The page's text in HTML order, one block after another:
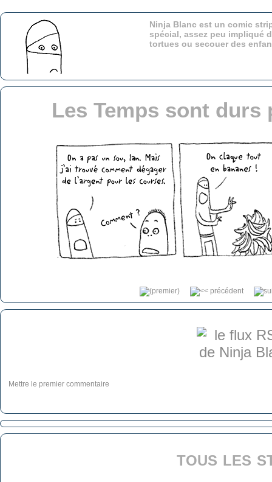
Ninja Blanc est un comic
spécial, assez peu impliqué
tortues ou secouer des
Les Temps sont durs
Mettre le premier commentaire
tous les